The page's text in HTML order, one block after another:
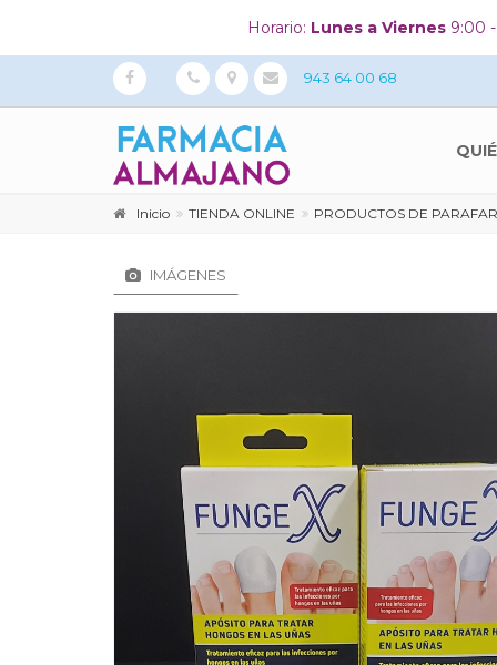
Horario: Lunes a Viernes9:00 -
943 64 00 68
Inicio TIENDA ONLINE PRODUCTOS DE
IMÁGENES